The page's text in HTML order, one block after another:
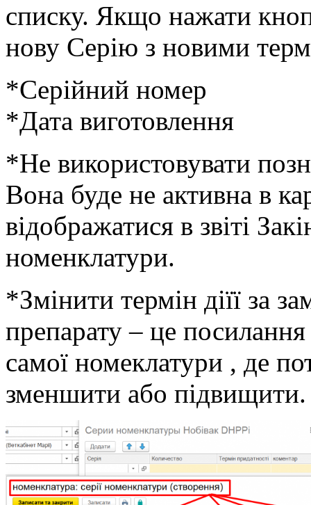
списку. Якщо нажати
нову Серію з новими
*Серійний номер
*Дата виготовлення
*Не використовувати
Вона буде не активна в
відображатися в звіті
номенклатури.
*Змінити термін діїї за
препарату – це посилання
самої номеклатури , де
зменшити або підвищити.